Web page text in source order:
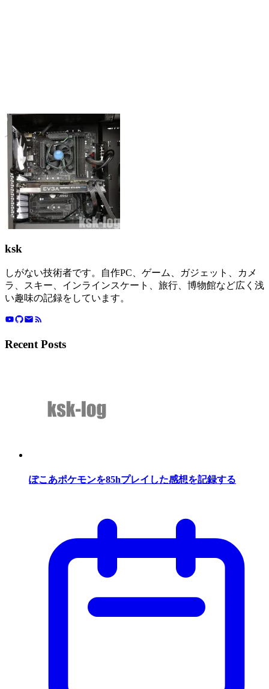
ksk
しがない技術者です。自作PC、ゲーム、ガジェット、カメ
ラ、スキー、インラインスケート、旅行、博物館など広く浅
い趣味の記録をしています。
Recent Posts
ぽこあポケモンを85hプレイした感想を記録する